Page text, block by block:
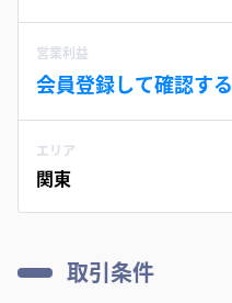
営業利益
会員登録して確認する
エリア
関東
取引条件